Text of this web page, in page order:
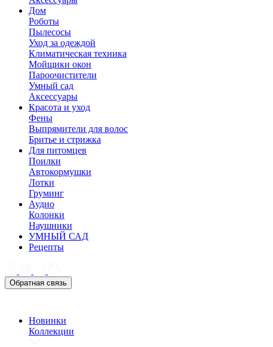
Дом
Роботы
Пылесосы
Уход за одеждой
Климатическая техника
Мойщики окон
Пароочистители
Умный сад
Аксессуары
Красота и уход
Фены
Выпрямители для волос
Бритье и стрижка
Для питомцев
Поилки
Автокормушки
Лотки
Груминг
Аудио
Колонки
Наушники
УМНЫЙ САД
Рецепты
Обратная связь
Новинки
Коллекции